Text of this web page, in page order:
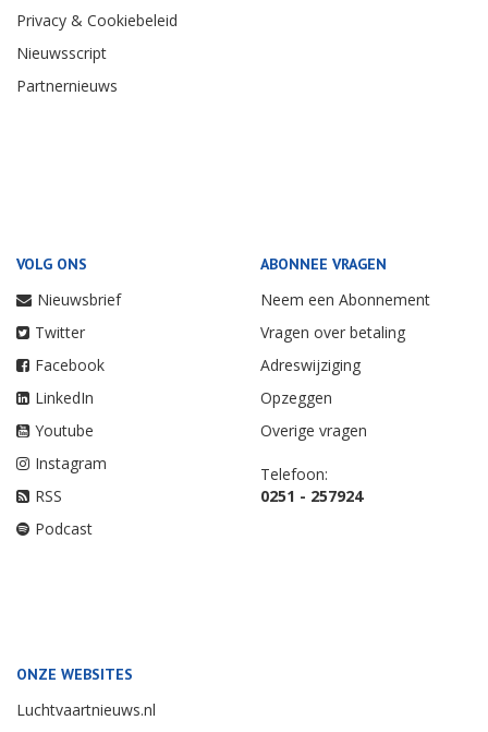
Privacy & Cookiebeleid
Nieuwsscript
Partnernieuws
VOLG ONS
Nieuwsbrief
Twitter
Facebook
LinkedIn
Youtube
Instagram
RSS
Podcast
ABONNEE VRAGEN
Neem een Abonnement
Vragen over betaling
Adreswijziging
Opzeggen
Overige vragen
Telefoon:
0251 - 257924
ONZE WEBSITES
Luchtvaartnieuws.nl